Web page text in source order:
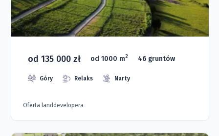
od 135 000 zł od 1000 m2 46 gruntów
Góry Relaks Narty
Oferta landdevelopera